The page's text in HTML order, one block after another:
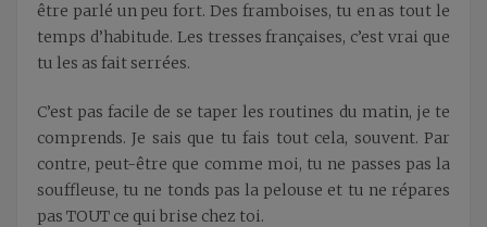
être parlé un peu fort. Des framboises, tu en as tout le
temps d’habitude. Les tresses françaises, c’est vrai que
tu les as fait serrées.
C’est pas facile de se taper les routines du matin, je te
comprends. Je sais que tu fais tout cela, souvent. Par
contre, peut-être que comme moi, tu ne passes pas la
souffleuse, tu ne tonds pas la pelouse et tu ne répares
pas TOUT ce qui brise chez toi.